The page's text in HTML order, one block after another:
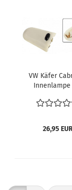
VW Käfer
Innenlampe
Cabrio 1968-
Käfer
151947111C
26,95